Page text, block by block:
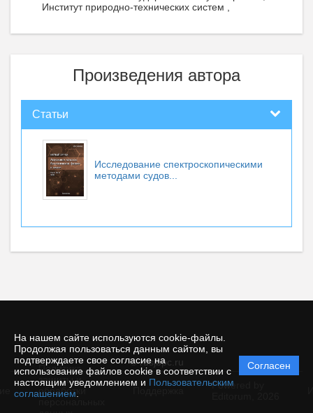
На нашем сайте используются cookie-файлы.
Продолжая пользоваться данным сайтом, вы
подтверждаете свое согласие на
использование файлов cookie в соответствии с
настоящим уведомлением и Пользовательским
соглашением
Согласен
Институт природно-технических систем ,
Произведения автора
Статьи
Исследование спектроскопическими
методами судов...
© rusjbpc.ru
Политика
защиты и
обработки
Powered by